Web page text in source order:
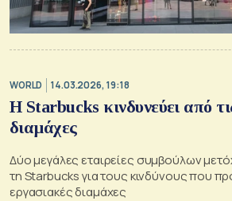
WORLD 14.03.2026, 19:18
Η Starbucks κινδυνεύει από
διαμάχες
Δύο μεγάλες εταιρείες συμβούλων
τη Starbucks για τους κινδύνους που
εργασιακές διαμάχες